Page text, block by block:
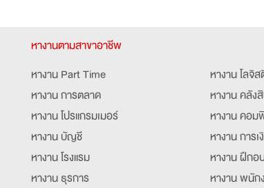
หางานตามสาขาอาชีพ
หางาน Part Time
หางาน การตลาด
หางาน โปรแกรมเมอร์
หางาน บัญชี
หางาน โรงแรม
หางาน ธุรการ
หางาน โลจิ
หางาน คลัง
หางาน คอม
หางาน การเ
หางาน ฝึกอ
หางาน พนัก